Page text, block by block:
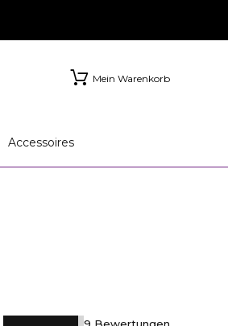
Mein Warenkorb
Accessoires